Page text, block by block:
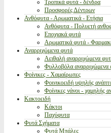
Τροπικά φυτά - δένδρα
Προσφορές Δέντρων
Ανθόφυτα - Αρωματικά - Ετήσια
Ανθόφυτα - Πολυετή
Εποχιακά φυτά
Αρωματικά φυτά -
Αναρριχώμενα φυτά
Αειθαλή αναρριχώμενα
Φυλλοβόλα αναρριχώμενα
Φοίνικες - Χαμαίρωπες
Φοινικοειδή υψηλής
Φοίνικες νάνοι - χαμηλής
Κακτοειδή
Κάκτοι
Παχύφυτα
Φυτά Σχήματα
Φυτά Μπάλες